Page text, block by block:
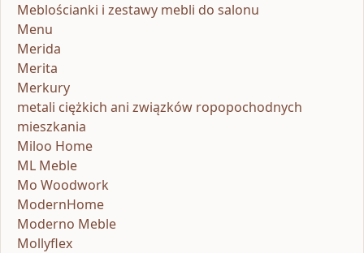
Meblościanki i zestawy mebli do salonu
Menu
Merida
Merita
Merkury
metali ciężkich ani związków ropopochodnych
mieszkania
Miloo Home
ML Meble
Mo Woodwork
ModernHome
Moderno Meble
Mollyflex